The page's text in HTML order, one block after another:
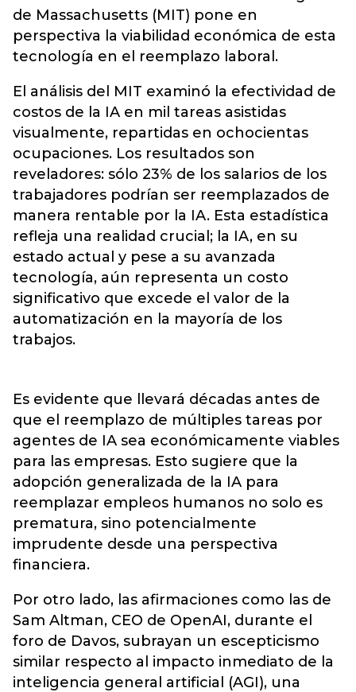
de Massachusetts (MIT) pone en
perspectiva la viabilidad económica de esta
tecnología en el reemplazo laboral.
El análisis del MIT examinó la efectividad de
costos de la IA en mil tareas asistidas
visualmente, repartidas en ochocientas
ocupaciones. Los resultados son
reveladores: sólo 23% de los salarios de los
trabajadores podrían ser reemplazados de
manera rentable por la IA. Esta estadística
refleja una realidad crucial; la IA, en su
estado actual y pese a su avanzada
tecnología, aún representa un costo
significativo que excede el valor de la
automatización en la mayoría de los
trabajos.
Es evidente que llevará décadas antes de
que el reemplazo de múltiples tareas por
agentes de IA sea económicamente viables
para las empresas. Esto sugiere que la
adopción generalizada de la IA para
reemplazar empleos humanos no solo es
prematura, sino potencialmente
imprudente desde una perspectiva
financiera.
Por otro lado, las afirmaciones como las de
Sam Altman, CEO de OpenAI, durante el
foro de Davos, subrayan un escepticismo
similar respecto al impacto inmediato de la
inteligencia general artificial (AGI), una